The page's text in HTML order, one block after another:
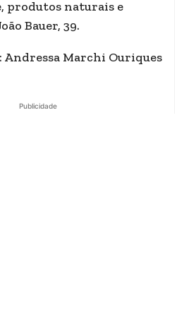
produtos naturais e
Bauer, 39.
Andressa Marchi Ouriques
Publicidade